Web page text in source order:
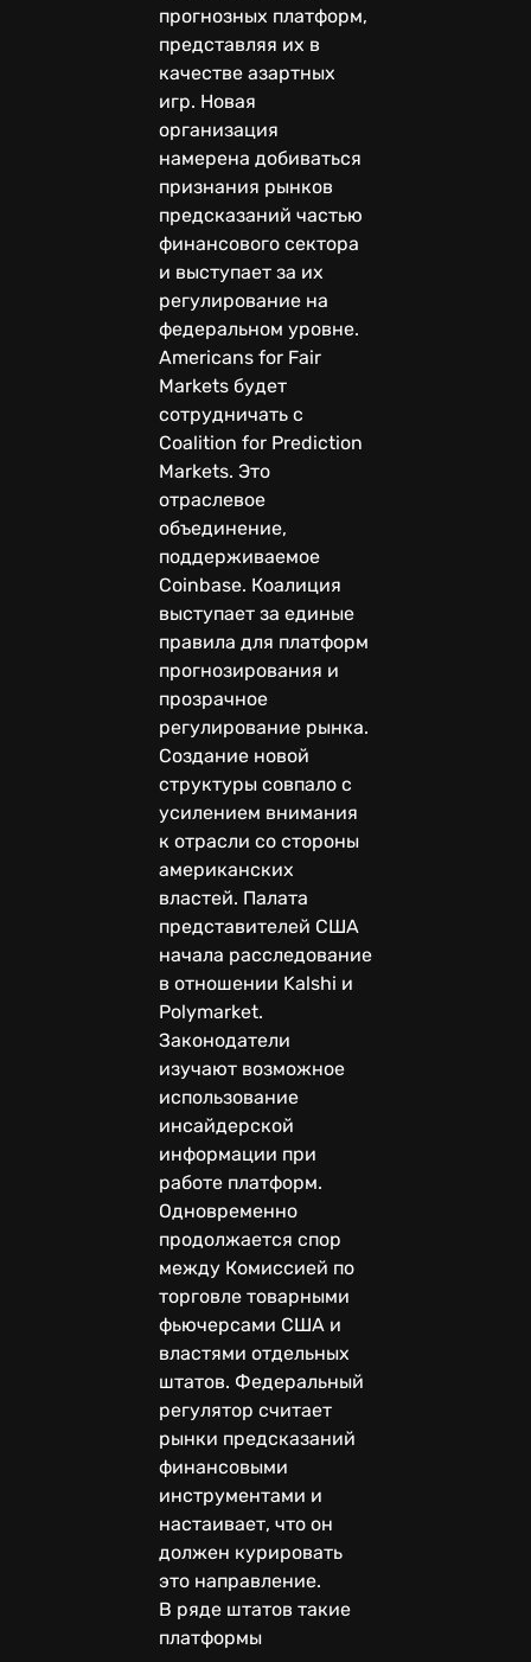
прогнозных платформ,
представляя их в
качестве азартных
игр. Новая
организация
намерена добиваться
признания рынков
предсказаний частью
финансового сектора
и выступает за их
регулирование на
федеральном уровне.
Americans for Fair
Markets будет
сотрудничать с
Coalition for Prediction
Markets. Это
отраслевое
объединение,
поддерживаемое
Coinbase. Коалиция
выступает за единые
правила для платформ
прогнозирования и
прозрачное
регулирование рынка.
Создание новой
структуры совпало с
усилением внимания
к отрасли со стороны
американских
властей. Палата
представителей США
начала расследование
в отношении Kalshi и
Polymarket.
Законодатели
изучают возможное
использование
инсайдерской
информации при
работе платформ.
Одновременно
продолжается спор
между Комиссией по
торговле товарными
фьючерсами США и
властями отдельных
штатов. Федеральный
регулятор считает
рынки предсказаний
финансовыми
инструментами и
настаивает, что он
должен курировать
это направление.
В ряде штатов такие
платформы